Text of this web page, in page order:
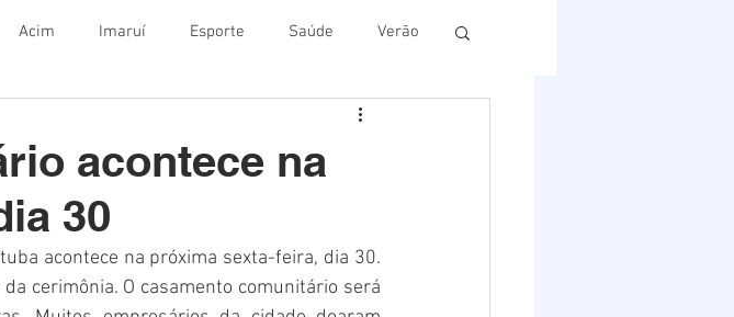
Acim Imaruí Esporte Saúde Verão
Imbituba
Linha
acontece na
30
acontece na próxima sexta-feira, dia 30.
cerimônia. O casamento comunitário será